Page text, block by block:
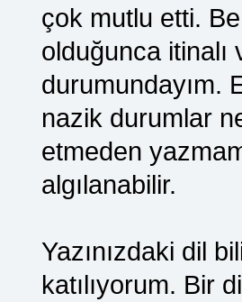
çok mutlu etti.
olduğunca
durumundayım.
nazik durumlar
etmeden
algılanabilir.
Yazınızdaki dil
katılıyorum. Bir